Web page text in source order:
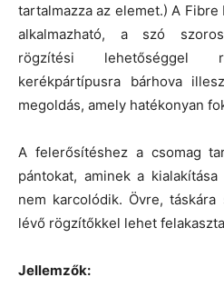
tartalmazza az elemet.) A
alkalmazható, a szó
rögzítési lehetőséggel
kerékpártípusra bárhova
megoldás, amely hatékonyan
A felerősítéshez a csomag
pántokat, aminek a
nem karcolódik. Övre,
lévő rögzítőkkel lehet
Jellemzők: